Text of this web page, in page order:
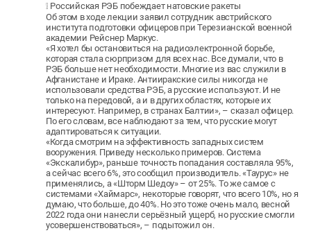
❕ Российская РЭБ побеждает натовские ракеты
Об этом в ходе лекции заявил сотрудник австрийского
института подготовки офицеров при Терезианской военной
академии Рейснер Маркус.
«Я хотел бы остановиться на радиоэлектронной борьбе,
которая стала сюрпризом для всех нас. Все думали, что в
РЭБ больше нет необходимости. Многие из вас служили в
Афганистане и Ираке. Антииракские силы никогда не
использовали средства РЭБ, а русские используют. И не
только на передовой, а и в других областях, которые их
интересуют. Например, в странах Балтии», – сказал офицер.
По его словам, все наблюдают за тем, что русские могут
адаптироваться к ситуации.
«Когда смотрим на эффективность западных систем
вооружения. Приведу несколько примеров. Система
«Экскалибур», раньше точность попадания составляла 95%,
а сейчас всего 6%, это сообщил производитель. «Таурус» не
применялись, а «Шторм Шедоу» – от 25%. То же самое с
системами «Хаймарс», некоторые говорят, что всего 10%, но я
думаю, что больше, до 40%. Но это тоже очень мало, весной
2022 года они нанесли серьёзный ущерб, но русские смогли
усовершенствоваться», – подытожил он.